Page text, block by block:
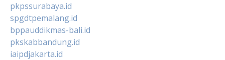
pkpssurabaya.id
spgdtpemalang.id
bppauddikmas-bali.id
pkskabbandung.id
iaipdjakarta.id